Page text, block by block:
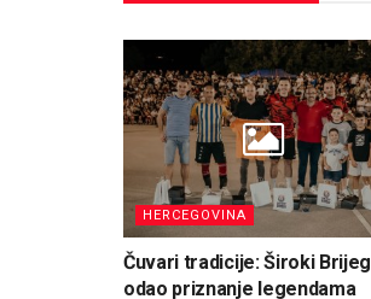
HERCEGOVINA
Čuvari tradicije: Široki Brijeg
odao priznanje legendama